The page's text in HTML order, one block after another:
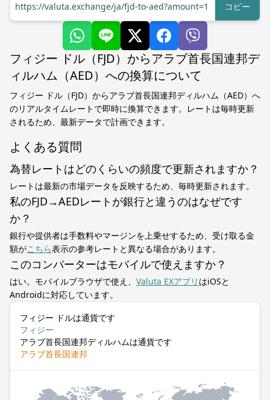
https://valuta.exchange/ja/fjd-to-aed?amount=1
コピー
フィジー ドル（FJD）からアラブ首長国連邦デ
ィルハム（AED）への換算について
フィジー ドル（FJD）からアラブ首長国連邦ディルハム（AED）へ
のリアルタイムレートで即時に換算できます。レートは毎時更新
されるため、最新データで計画できます。
よくある質問
為替レートはどのくらいの頻度で更新されますか？
レートは最新の市場データを反映するため、毎時更新されます。
私のFJD→AEDレートが銀行と違うのはなぜです
か？
銀行や提供者は手数料やマージンを上乗せするため、受け取る金
額がこちら表示の参考レートと異なる場合があります。
このコンバーターはモバイルで使えますか？
はい。モバイルブラウザで使え、 Valuta EXアプリ はiOSと
Androidに対応しています。
フィジー ドルは通貨です
フィジー
アラブ首長国連邦ディルハムは通貨です
アラブ首長国連邦